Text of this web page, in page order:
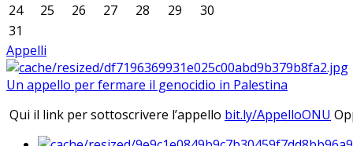
24
25 26 27 28 29
30
31
Appelli
Un appello per fermare il genocidio in Palestina
Qui il link per sottoscrivere l’appello bit.ly/AppelloONU